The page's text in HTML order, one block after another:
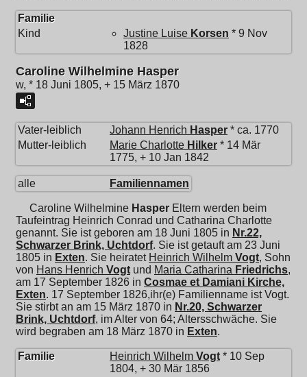
Familie
Kind
Justine Luise Korsen * 9 Nov
1828
Caroline Wilhelmine Hasper
w, * 18 Juni 1805, + 15 März 1870
Vater-leiblich Johann Henrich Hasper * ca. 1770
Mutter-leiblich
Marie Charlotte Hilker * 14 Mär
1775, + 10 Jan 1842
alle Familiennamen
Caroline Wilhelmine Hasper Eltern werden beim
Taufeintrag Heinrich Conrad und Catharina Charlotte
genannt. Sie ist geboren am 18 Juni 1805 in Nr.22,
Schwarzer Brink, Uchtdorf. Sie ist getauft am 23 Juni
1805 in Exten. Sie heiratet Heinrich Wilhelm Vogt, Sohn
von Hans Henrich Vogt und Maria Catharina Friedrichs,
am 17 September 1826 in Cosmae et Damiani Kirche,
Exten. 17 September 1826,ihr(e) Familienname ist Vogt.
Sie stirbt an am 15 März 1870 in Nr.20, Schwarzer
Brink, Uchtdorf, im Alter von 64; Altersschwäche. Sie
wird begraben am 18 März 1870 in Exten.
Familie Heinrich Wilhelm Vogt * 10 Sep
1804, + 30 Mär 1856